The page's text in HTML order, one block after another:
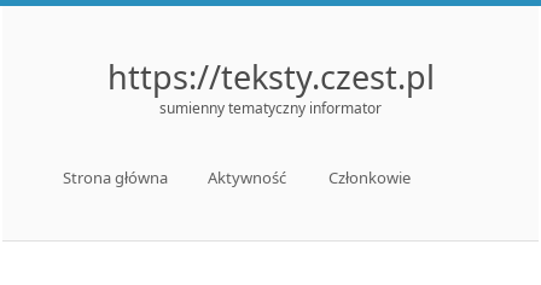
https://teksty.czest.pl
sumienny tematyczny informator
Skip to content
Strona główna Aktywność Członkowie